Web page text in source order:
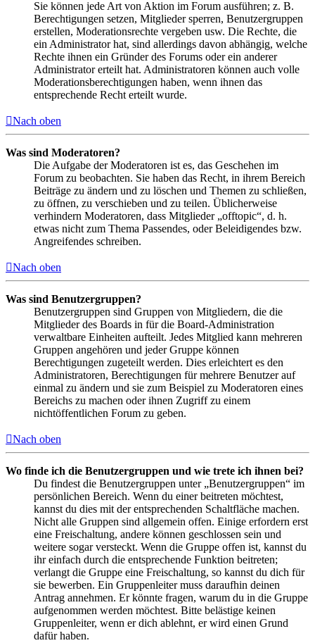
Sie können jede Art von Aktion im Forum ausführen; z. B.
Berechtigungen setzen, Mitglieder sperren, Benutzergruppen
erstellen, Moderationsrechte vergeben usw. Die Rechte, die
ein Administrator hat, sind allerdings davon abhängig, welche
Rechte ihnen ein Gründer des Forums oder ein anderer
Administrator erteilt hat. Administratoren können auch volle
Moderationsberechtigungen haben, wenn ihnen das
entsprechende Recht erteilt wurde.
Nach oben
Was sind Moderatoren?
Die Aufgabe der Moderatoren ist es, das Geschehen im
Forum zu beobachten. Sie haben das Recht, in ihrem Bereich
Beiträge zu ändern und zu löschen und Themen zu schließen,
zu öffnen, zu verschieben und zu teilen. Üblicherweise
verhindern Moderatoren, dass Mitglieder „offtopic“, d. h.
etwas nicht zum Thema Passendes, oder Beleidigendes bzw.
Angreifendes schreiben.
Nach oben
Was sind Benutzergruppen?
Benutzergruppen sind Gruppen von Mitgliedern, die die
Mitglieder des Boards in für die Board-Administration
verwaltbare Einheiten aufteilt. Jedes Mitglied kann mehreren
Gruppen angehören und jeder Gruppe können
Berechtigungen zugeteilt werden. Dies erleichtert es den
Administratoren, Berechtigungen für mehrere Benutzer auf
einmal zu ändern und sie zum Beispiel zu Moderatoren eines
Bereichs zu machen oder ihnen Zugriff zu einem
nichtöffentlichen Forum zu geben.
Nach oben
Wo finde ich die Benutzergruppen und wie trete ich ihnen bei?
Du findest die Benutzergruppen unter „Benutzergruppen“ im
persönlichen Bereich. Wenn du einer beitreten möchtest,
kannst du dies mit der entsprechenden Schaltfläche machen.
Nicht alle Gruppen sind allgemein offen. Einige erfordern erst
eine Freischaltung, andere können geschlossen sein und
weitere sogar versteckt. Wenn die Gruppe offen ist, kannst du
ihr einfach durch die entsprechende Funktion beitreten;
verlangt die Gruppe eine Freischaltung, so kannst du dich für
sie bewerben. Ein Gruppenleiter muss daraufhin deinen
Antrag annehmen. Er könnte fragen, warum du in die Gruppe
aufgenommen werden möchtest. Bitte belästige keinen
Gruppenleiter, wenn er dich ablehnt, er wird einen Grund
dafür haben.